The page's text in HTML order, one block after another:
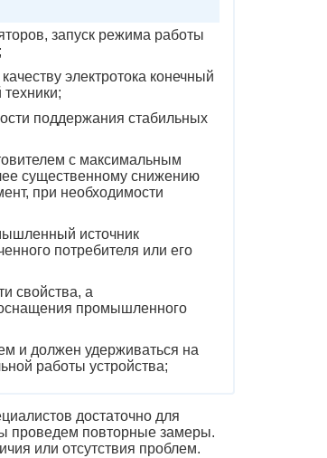
запуск режима работы
электротока конечный
поддержания стабильных
с максимальным
существенному снижению
при необходимости
источник
потребителя или его
свойства, а
промышленного
и должен удерживаться на
работы устройства;
достаточно для
проведем повторные замеры.
или отсутствия проблем.